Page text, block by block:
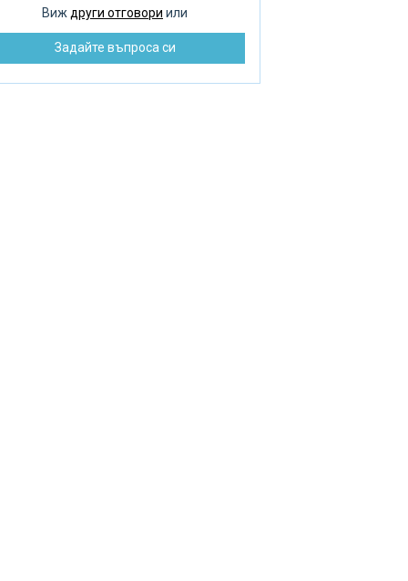
на водата
на помпата
Виж други отговори или
Задайте въпроса си